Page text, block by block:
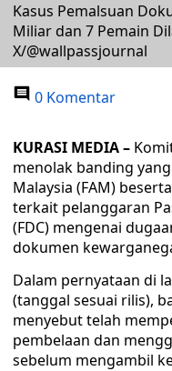
Kasus Pemalsuan
Miliar dan 7 Pemain
X/@wallpassjournal
0 Komentar
KURASI MEDIA –
menolak banding
Malaysia (FAM)
terkait pelanggaran
(FDC) mengenai
dokumen
Dalam pernyataan di
(tanggal sesuai rilis),
menyebut telah
pembelaan dan
sebelum mengambil